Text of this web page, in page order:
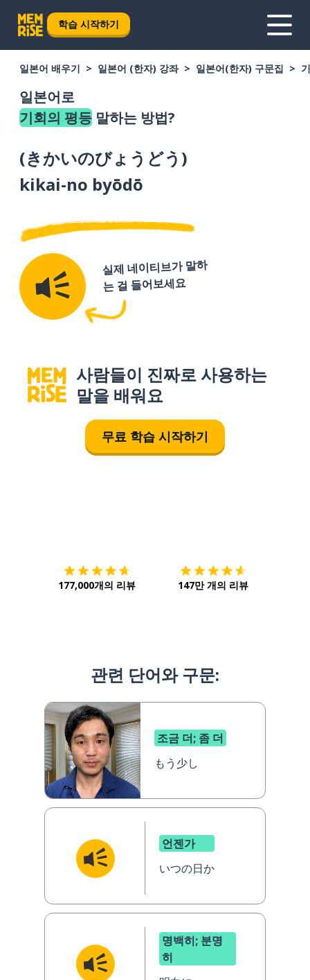
학습 시작하기
일본어 배우기 일본어 (한자) 강좌 일본어(한자) 구문집
일본어로
기회의 평등 말하는 방법?
(きかいのびょうどう )
kikai-no byōdō
실제 네이티브가 말하
는 걸 들어보세요
사람들이 진짜로 사용하는
말을 배워요
무료 학습 시작하기
177,000개의 리뷰 147만 개의 리뷰
관련 단어와 구문:
조금 더; 좀 더
もう少し
언젠가
いつの日か
명백히; 분명
히